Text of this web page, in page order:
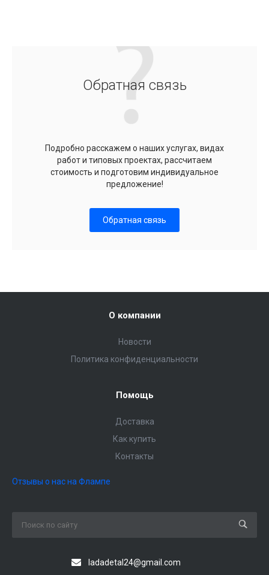
Обратная связь
Подробно расскажем о наших услугах, видах
работ и типовых проектах, рассчитаем
стоимость и подготовим индивидуальное
предложение!
Обратная связь
О компании
Новости
Политика конфиденциальности
Помощь
Доставка
Как купить
Контакты
Отзывы о нас на Флампе
ladadetal24@gmail.com